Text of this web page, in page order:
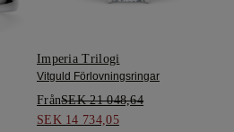
Imperia Trilogi
Vitguld Förlovningsringar
FrånSEK 21 048,64
SEK 14 734,05